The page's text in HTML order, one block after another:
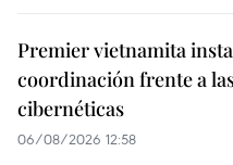
Premier vietnamita
coordinación frente a
cibernéticas
06/08/2026 12:58